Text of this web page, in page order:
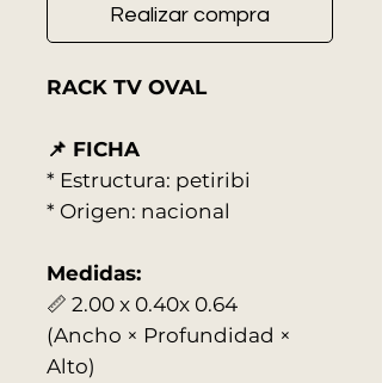
Realizar compra
RACK TV OVAL
📌 FICHA
* Estructura: petiribi
* Origen: nacional
Medidas:
📏 2.00 x 0.40x 0.64
(Ancho × Profundidad ×
Alto)